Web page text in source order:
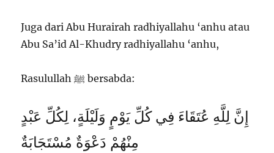
Juga dari Abu Hurairah radhiyallahu ‘anhu atau
Abu Sa’id Al-Khudry radhiyallahu ‘anhu,
Rasulullah ﷺ bersabda:
إِنَّ لِلَّهِ عُتَقَاءَ فِي كُلِّ يَوْمٍ وَلَيْلَةٍ، لِكُلِّ عَبْدٍ
مِنْهُمْ دَعْوَةٌ مُسْتَجَابَةٌ